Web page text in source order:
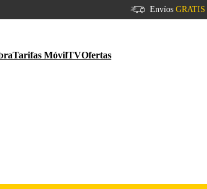
Envíos GRATIS
Tarifas MóvilTVOfertas